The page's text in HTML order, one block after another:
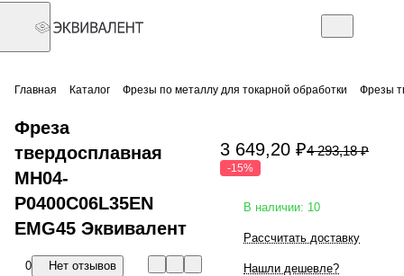
Главная Каталог Фрезы по металлу для токарной обработки Фрезы
Фреза
твердосплавная
MH04-
P0400C06L35EN
EMG45 Эквивалент
0
Нет отзывов
3 649,20 ₽4 293,18 ₽
-15%
В наличии: 10
Рассчитать доставку
Нашли дешевле?